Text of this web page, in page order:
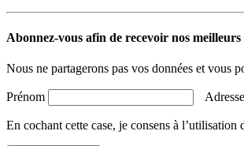
Abonnez-vous afin de recevoir nos
Nous ne partagerons pas vos données et vous
Prénom
En cochant cette case, je consens à